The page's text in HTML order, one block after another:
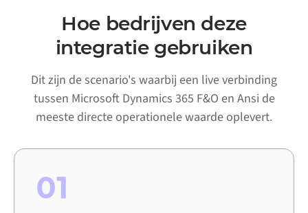
Hoe bedrijven deze
integratie gebruiken
Dit zijn de scenario's waarbij een live verbinding
tussen Microsoft Dynamics 365 F&O en Ansi de
meeste directe operationele waarde oplevert.
01